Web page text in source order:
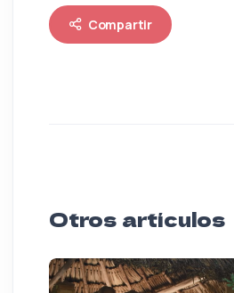
Compartir
Otros artículos